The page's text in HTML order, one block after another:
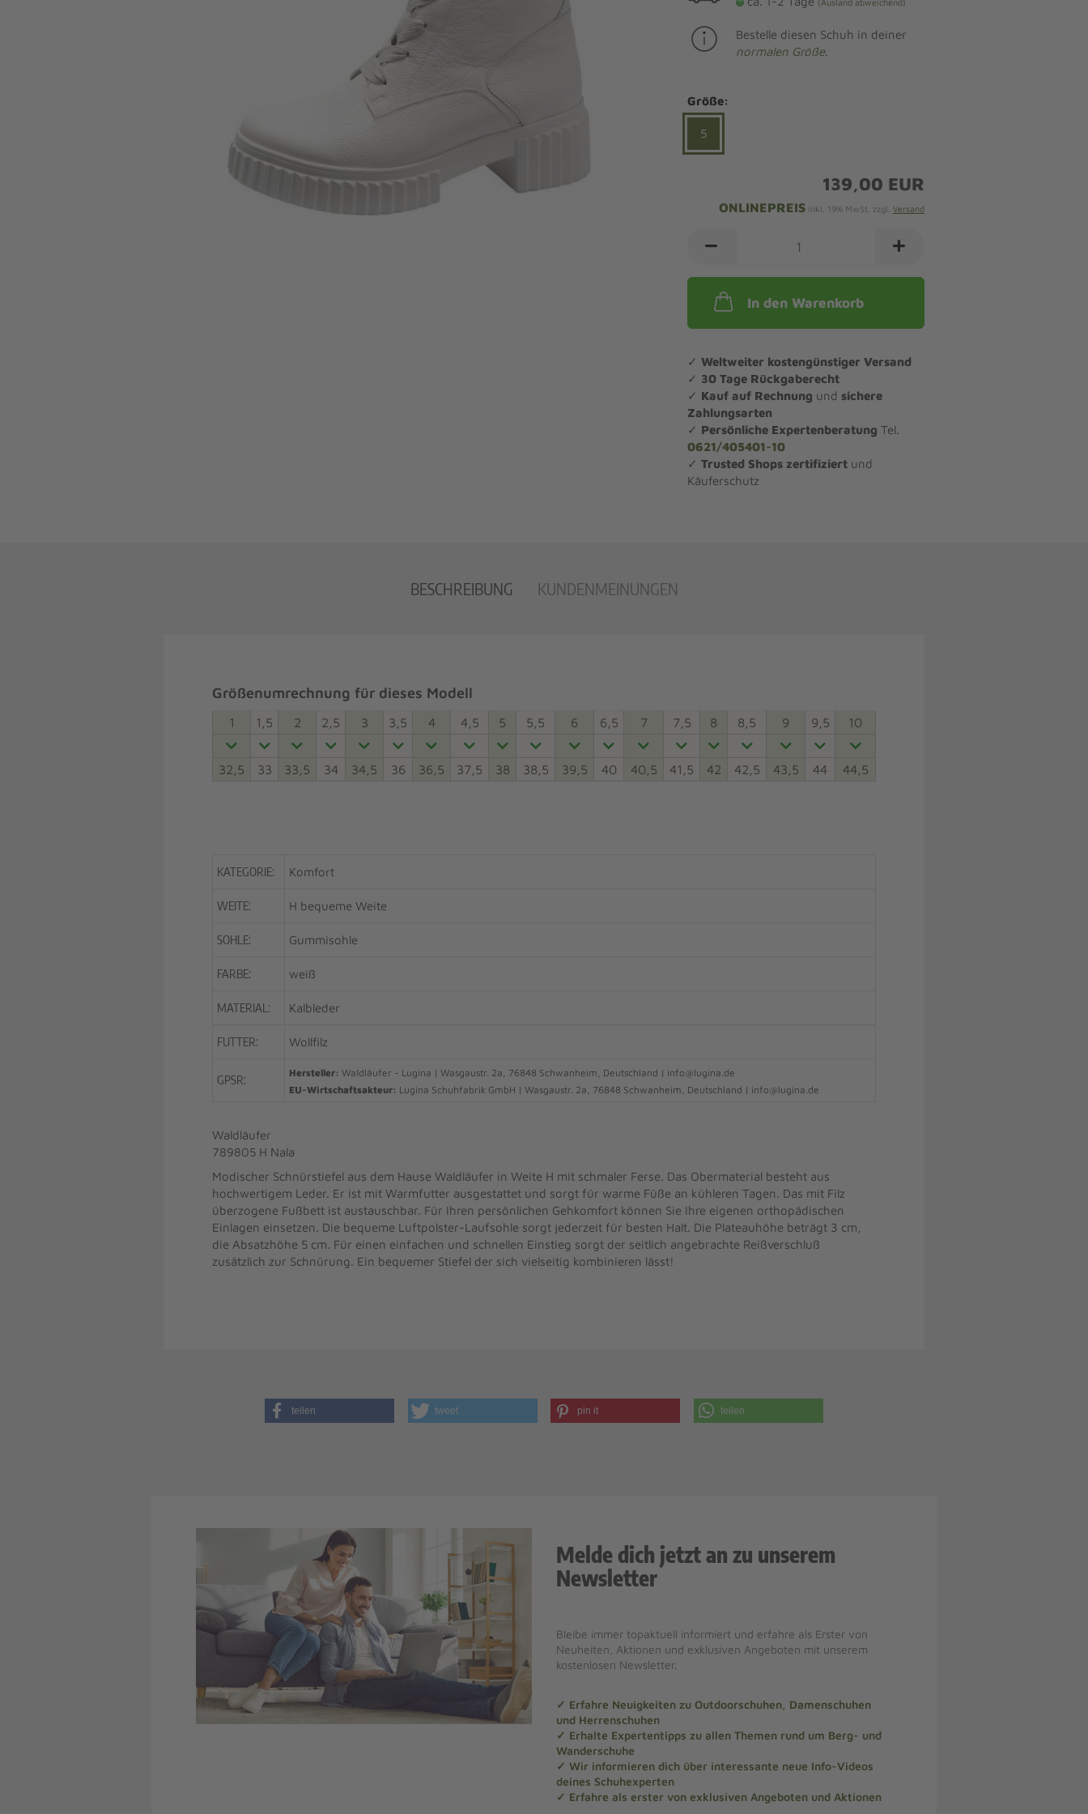
Zwiegenähte Jagdschuhe
Pflege und Leisten -
Outdoor
Socken und Strümpfe -
Sandalen Komfort
Slipper Komfort
Sneaker Komfort
Stiefel Komfort
Stiefeletten Komfort
Sandaletten
Sandalen Sale
Bestelle diesen Schuh in deiner
normalen Größe.
Größe:
5
139,00 EUR
ONLINEPREISinkl. 19% MwSt. zzgl. Versand
In den Warenkorb
✓ Weltweiter kostengünstiger Versand
✓ 30 Tage Rückgaberecht
✓ Kauf auf Rechnung und sichere
Zahlungsarten
✓ Persönliche Expertenberatung Tel.
0621/405401-10
✓ Trusted Shops zertifiziertund
Käuferschutz
BESCHREIBUNG KUNDENMEINUNGEN
Größenumrechnung für dieses Modell
1 1,5 2 2,5 3 3,5 4 4,5 5 5,5 6 6,5 7 7,5 8 8,5 9 9,5 10
32,5 33 33,5 34 34,5 36 36,5 37,5 38 38,5 39,5 40 40,5 41,5 42 42,5 43,5 44 44,5
KATEGORIE: Komfort
WEITE: H bequeme Weite
SOHLE: Gummisohle
FARBE: weiß
MATERIAL: Kalbleder
FUTTER: Wollfilz
GPSR: Hersteller: Waldläufer - Lugina | Wasgaustr. 2a, 76848 Schwanheim, Deutschland | info@lugina.de
EU-Wirtschaftsakteur: Lugina Schuhfabrik GmbH | Wasgaustr. 2a, 76848 Schwanheim, Deutschland | info@lugina.de
Waldläufer
789805 H Nala
Modischer Schnürstiefel aus dem Hause Waldläufer in Weite H mit schmaler Ferse. Das Obermaterial besteht aus
hochwertigem Leder. Er ist mit Warmfutter ausgestattet und sorgt für warme Füße an kühleren Tagen. Das mit Filz
überzogene Fußbett ist austauschbar. Für Ihren persönlichen Gehkomfort können Sie Ihre eigenen orthopädischen
Einlagen einsetzen. Die bequeme Luftpolster-Laufsohle sorgt jederzeit für besten Halt. Die Plateauhöhe beträgt 3 cm,
die Absatzhöhe 5 cm. Für einen einfachen und schnellen Einstieg sorgt der seitlich angebrachte Reißverschluß
zusätzlich zur Schnürung. Ein bequemer Stiefel der sich vielseitig kombinieren lässt!
teilen tweet pin it teilen
Melde dich jetzt an zu unserem
Newsletter
Bleibe immer topaktuell informiert und erfahre als Erster von
Neuheiten, Aktionen und exklusiven Angeboten mit unserem
kostenlosen Newsletter.
✓ Erfahre Neuigkeiten zu Outdoorschuhen, Damenschuhen
und Herrenschuhen
✓ Erhalte Expertentipps zu allen Themen rund um Berg- und
Wanderschuhe
✓ Wir informieren dich über interessante neue Info-Videos
deines Schuhexperten
✓ Erfahre als erster von exklusiven Angeboten und Aktionen